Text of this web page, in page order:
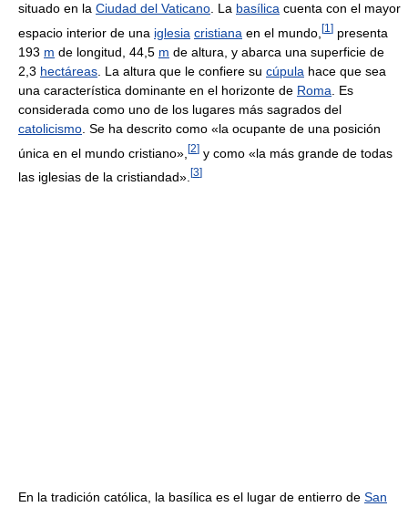
situado en la Ciudad del Vaticano . La basílica cuenta con el mayor
espacio interior de una iglesia cristiana en el mundo, [1 ] presenta
193 m de longitud, 44,5 m de altura, y abarca una superficie de
2,3 hectáreas . La altura que le confiere su cúpula hace que sea
una característica dominante en el horizonte de Roma . Es
considerada como uno de los lugares más sagrados del
catolicismo . Se ha descrito como «la ocupante de una posición
única en el mundo cristiano», [2] y como «la más grande de todas
las iglesias de la cristiandad». [3]
En la tradición católica, la basílica es el lugar de entierro de San